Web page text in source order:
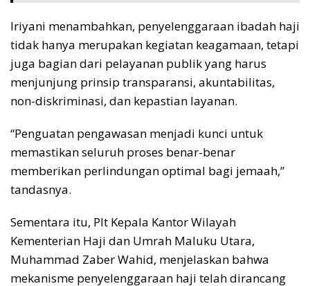
Iriyani menambahkan, penyelenggaraan ibadah haji
tidak hanya merupakan kegiatan keagamaan, tetapi
juga bagian dari pelayanan publik yang harus
menjunjung prinsip transparansi, akuntabilitas,
non-diskriminasi, dan kepastian layanan.
“Penguatan pengawasan menjadi kunci untuk
memastikan seluruh proses benar-benar
memberikan perlindungan optimal bagi jemaah,”
tandasnya.
Sementara itu, Plt Kepala Kantor Wilayah
Kementerian Haji dan Umrah Maluku Utara,
Muhammad Zaber Wahid, menjelaskan bahwa
mekanisme penyelenggaraan haji telah dirancang